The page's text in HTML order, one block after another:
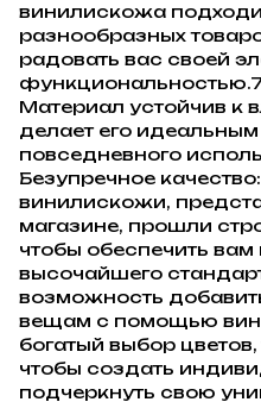
винилискожа
разнообразных
радовать вас своей
Материал устойчив к
делает его
повседневного
Безупречное
винилискожи,
магазине, прошли
чтобы обеспечить
высочайшего
возможность
вещам с помощью
богатый выбор
чтобы создать
подчеркнуть свою